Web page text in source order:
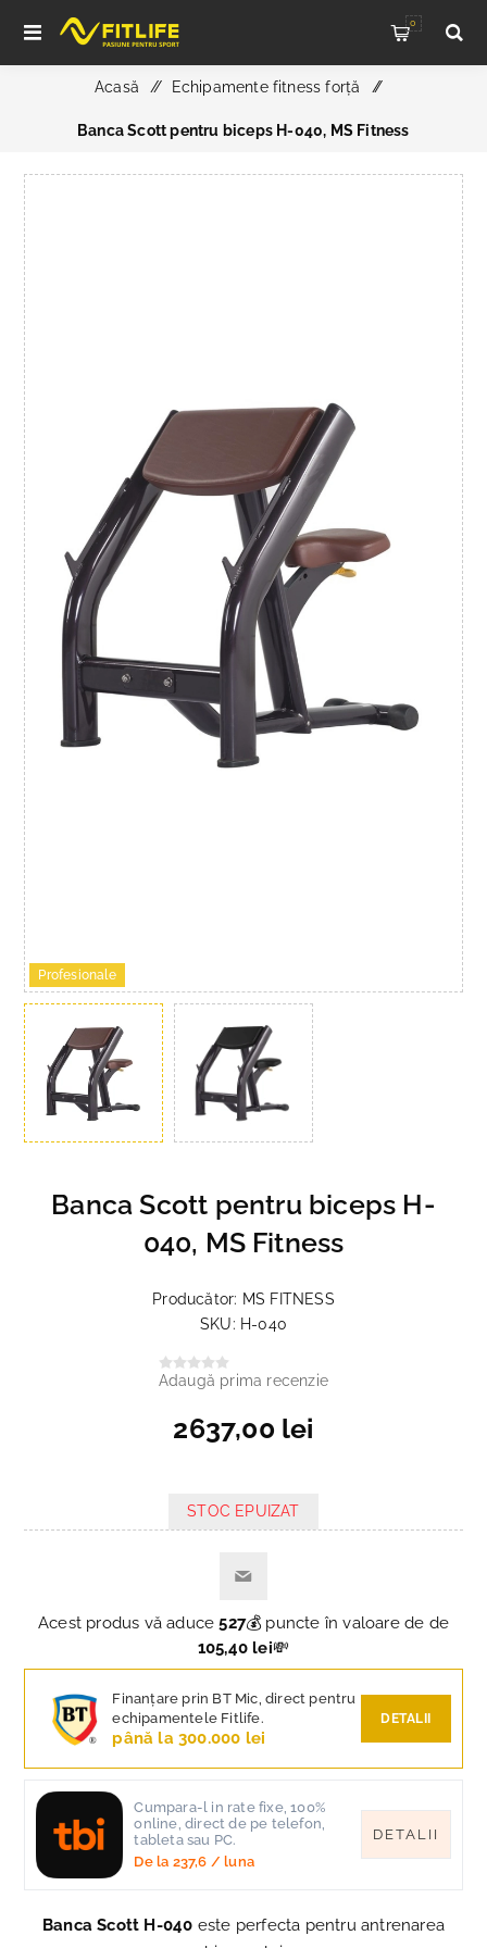
0
Acasă / Echipamente fitness forță /
Banca Scott pentru biceps H-040, MS Fitness
Profesionale
Banca Scott pentru biceps H-
040, MS Fitness
Producător: MS FITNESS
SKU: H-040
Adaugă prima recenzie
2637,00 lei
STOC EPUIZAT
Acest produs vă aduce527💰 puncte în valoare de de
105,40 lei💸
Finanțare prin BT Mic, direct pentru
echipamentele Fitlife.
până la 300.000 lei
DETALII
Cumpara-l in rate fixe, 100%
online, direct de pe telefon,
tableta sau PC.
De la 237,6 / luna
DETALII
Banca Scott H-040 este perfecta pentru antrenarea